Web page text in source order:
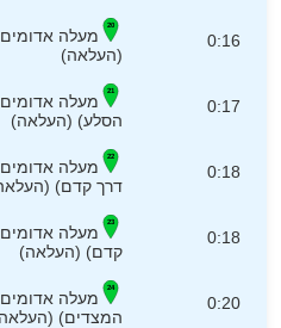
0:16
(העלאה)
0:17
מעלה
הסלע) (העלאה)
0:18
מעלה
דרך קדם)
0:18
מעלה
קדם) (העלאה)
0:20
מעלה
המצדים)